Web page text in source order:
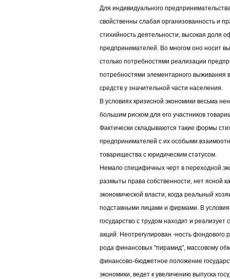
Для индивидуального
свойственны слабая организованность и
стихийность деятельности, высокая доля
предпринимателей. Во многом оно носит
столько потребностями реализации
потребностями элементарного выживания
средств у значительной части населения.
В условиях кризисной экономики весьма
большим риском для его участников
Фактически складываются такие формы
предпринимателей с их особыми
товарищества с юридическим статусом.
Немало специфичных черт в переходной
размыты права собственности, нет ясной
экономической власти, когда реальный
подставными лицами и фирмами. В
государство с трудом находит и
акций. Неотрегулирован -ность фондового
рода финансовых "пирамид", массовому
финансово-бюджетное положение
экономики, ведет к увеличению выпуска